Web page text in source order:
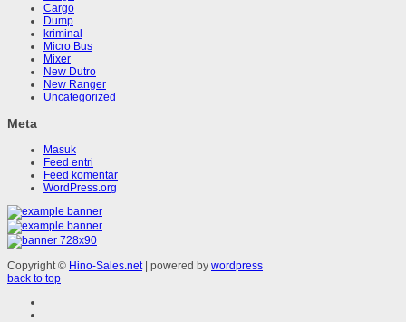
Cargo
Dump
kriminal
Micro Bus
Mixer
New Dutro
New Ranger
Uncategorized
Meta
Masuk
Feed entri
Feed komentar
WordPress.org
Copyright © Hino-Sales.net| powered by wordpress
back to top